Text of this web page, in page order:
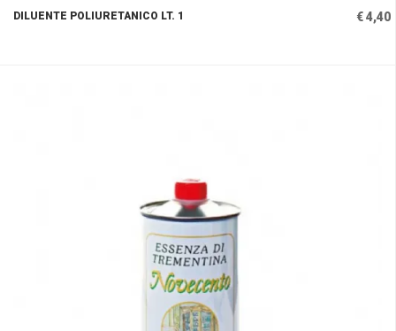
DILUENTE POLIURETANICO LT. 1 € 4,40